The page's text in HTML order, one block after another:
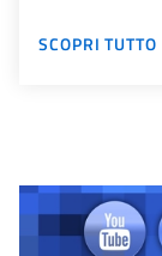
SCOPRI TUTTO